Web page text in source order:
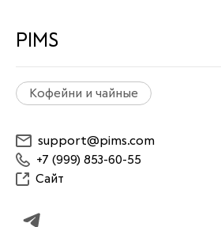
PIMS
Кофейни и чайные
support@pims.com
+7 (999) 853-60-55
Сайт